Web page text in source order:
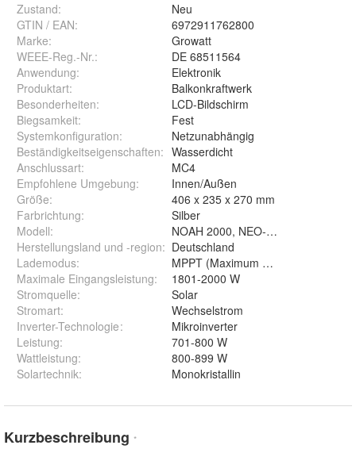
Zustand:
Neu
GTIN / EAN:
6972911762800
Marke:
Growatt
WEEE-Reg.-Nr.:
DE 68511564
Anwendung:
Elektronik
Produktart:
Balkonkraftwerk
Besonderheiten:
LCD-Bildschirm
Biegsamkeit:
Fest
Systemkonfiguration:
Netzunabhängig
Beständigkeitseigenschaften: Wasserdicht
Anschlussart:
MC4
Empfohlene Umgebung:
Innen/Außen
Größe:
406 x 235 x 270 mm
Farbrichtung:
Silber
Modell:
NOAH 2000, NEO-800M-X
Herstellungsland und -region: Deutschland
Lademodus:
MPPT (Maximum Power Point
Maximale Eingangsleistung:
1801-2000 W
Stromquelle:
Solar
Stromart:
Wechselstrom
Inverter-Technologie:
Mikroinverter
Leistung:
701-800 W
Wattleistung:
800-899 W
Solartechnik: Monokristallin
Kurzbeschreibung *